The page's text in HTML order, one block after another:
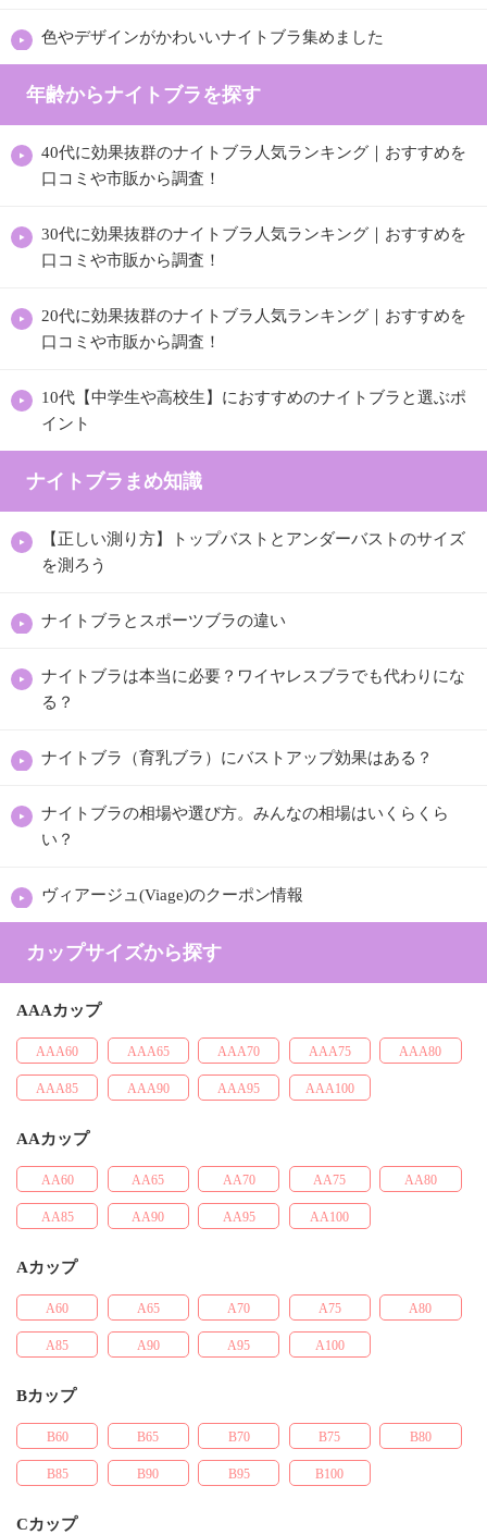
色やデザインがかわいいナイトブラ集めました
年齢からナイトブラを探す
40代に効果抜群のナイトブラ人気ランキング｜おすすめを
口コミや市販から調査！
30代に効果抜群のナイトブラ人気ランキング｜おすすめを
口コミや市販から調査！
20代に効果抜群のナイトブラ人気ランキング｜おすすめを
口コミや市販から調査！
10代【中学生や高校生】におすすめのナイトブラと選ぶポ
イント
ナイトブラまめ知識
【正しい測り方】トップバストとアンダーバストのサイズ
を測ろう
ナイトブラとスポーツブラの違い
ナイトブラは本当に必要？ワイヤレスブラでも代わりにな
る？
ナイトブラ（育乳ブラ）にバストアップ効果はある？
ナイトブラの相場や選び方。みんなの相場はいくらくら
い？
ヴィアージュ(Viage)のクーポン情報
カップサイズから探す
AAAカップ
AAA60 AAA65 AAA70 AAA75 AAA80
AAA85 AAA90 AAA95 AAA100
AAカップ
AA60 AA65 AA70 AA75 AA80
AA85 AA90 AA95 AA100
Aカップ
A60 A65 A70 A75 A80
A85 A90 A95 A100
Bカップ
B60 B65 B70 B75 B80
B85 B90 B95 B100
Cカップ